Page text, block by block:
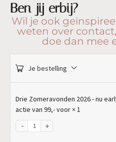
Ben jij erbij?
Wil je ook
weten over
doe dan mee
Je bestelling
Drie Zomeravonden 2026 - nu
actie van 99,- voor × 1